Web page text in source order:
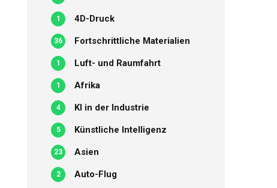
4D-Druck
1
Fortschrittliche Materialien
36
Luft- und Raumfahrt
1
Afrika
1
KI in der Industrie
4
Künstliche Intelligenz
5
Asien
23
Auto-Flug
2